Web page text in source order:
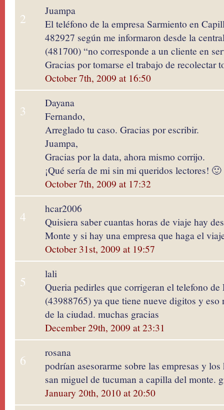
2
Juampa
El teléfono de la empresa Sarmiento en
482927 según me informaron desde la
(481700) “no corresponde a un cliente en
Gracias por tomarse el trabajo de recolectar
October 7th, 2009 at 16:50
3
Dayana
Fernando,
Arreglado tu caso. Gracias por escribir.
Juampa,
Gracias por la data, ahora mismo corrijo.
¡Qué sería de mi sin mi queridos lectores! 🙂
October 7th, 2009 at 17:32
4
hcar2006
Quisiera saber cuantas horas de viaje hay
Monte y si hay una empresa que haga el
October 31st, 2009 at 19:57
5
lali
Queria pedirles que corrigeran el telefono
(43988765) ya que tiene nueve digitos y
de la ciudad. muchas gracias
December 29th, 2009 at 23:31
6
rosana
podrían asesorarme sobre las empresas y
san miguel de tucuman a capilla del monte.
January 20th, 2010 at 20:50